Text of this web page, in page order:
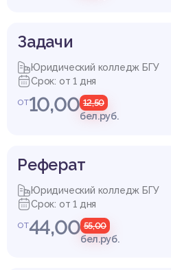
Задачи
Юридический колледж БГУ
Срок: от 1 дня
от10,00 12,50
бел.руб.
Реферат
Юридический колледж БГУ
Срок: от 1 дня
от44,00 55,00
бел.руб.